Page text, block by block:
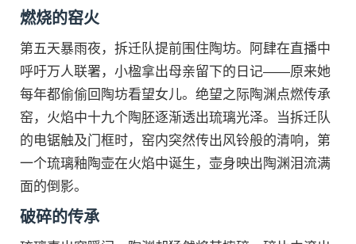
燃烧的窑火
第五天暴雨夜，拆迁队提前围住陶坊。阿肆在直播中
呼吁万人联署，小楹拿出母亲留下的日记——原来她
每年都偷偷回陶坊看望女儿。绝望之际陶渊点燃传承
窑，火焰中十九个陶胚逐渐透出琉璃光泽。当拆迁队
的电锯触及门框时，窑内突然传出风铃般的清响，第
一个琉璃釉陶壶在火焰中诞生，壶身映出陶渊泪流满
面的倒影。
破碎的传承